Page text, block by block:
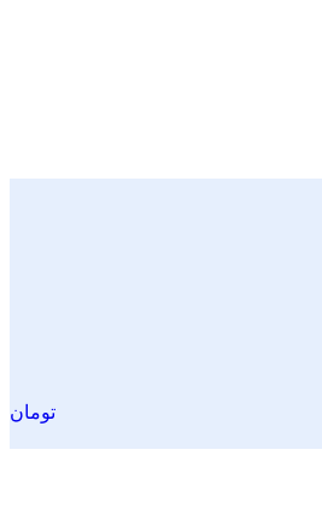
تومان